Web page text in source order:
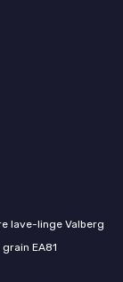
lave-linge Valberg
EA81